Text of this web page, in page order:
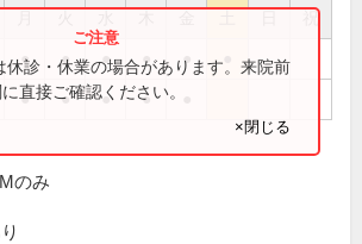
祝
● ● ● ● ●
● ● ● ●
休診・休業の場合があります。来院前
直接ご確認ください。
×閉じる
のみ